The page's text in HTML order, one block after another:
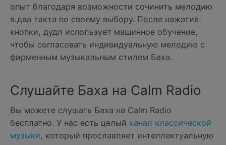
опыт благодаря возможности сочинить мелодию
в два такта по своему выбору. После нажатия
кнопки, дудл использует машинное обучение,
чтобы согласовать индивидуальную мелодию с
фирменным музыкальным стилем Баха.
Слушайте Баха на Calm Radio
Вы можете слушать Баха на Calm Radio
бесплатно. У нас есть целый канал классической
музыки, который прославляет интеллектуальную